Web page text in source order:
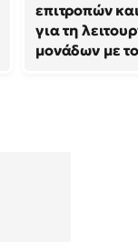
επιτροπών
για τη
μονάδων με